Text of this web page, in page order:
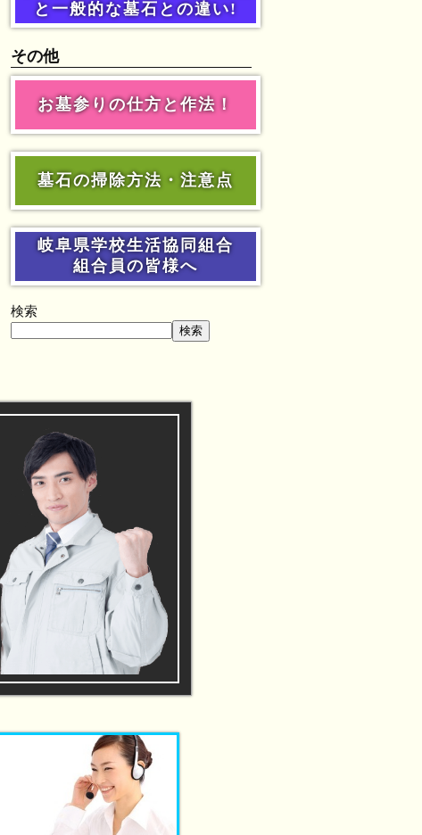
と一般的な墓石との違い!
その他
お墓参りの仕方と作法！
墓石の掃除方法・注意点
岐阜県学校生活協同組合
組合員の皆様へ
検索
検索